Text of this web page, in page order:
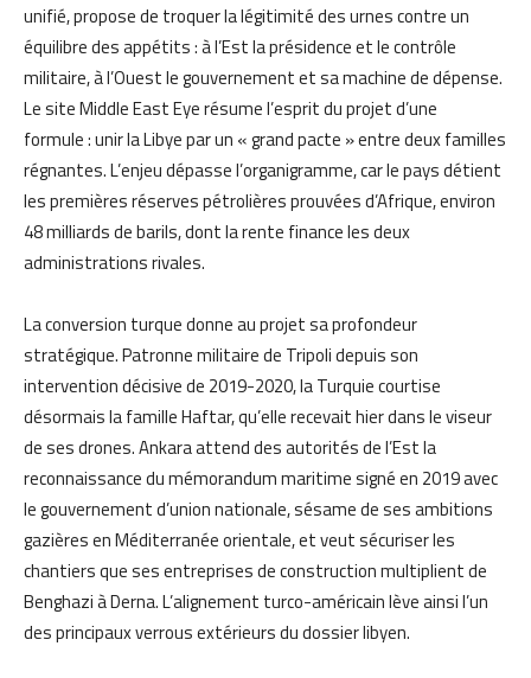
unifié, propose de troquer la légitimité des urnes contre un
équilibre des appétits : à l’Est la présidence et le contrôle
militaire, à l’Ouest le gouvernement et sa machine de dépense.
Le site Middle East Eye résume l’esprit du projet d’une
formule : unir la Libye par un « grand pacte » entre deux familles
régnantes. L’enjeu dépasse l’organigramme, car le pays détient
les premières réserves pétrolières prouvées d’Afrique, environ
48 milliards de barils, dont la rente finance les deux
administrations rivales.
La conversion turque donne au projet sa profondeur
stratégique. Patronne militaire de Tripoli depuis son
intervention décisive de 2019-2020, la Turquie courtise
désormais la famille Haftar, qu’elle recevait hier dans le viseur
de ses drones. Ankara attend des autorités de l’Est la
reconnaissance du mémorandum maritime signé en 2019 avec
le gouvernement d’union nationale, sésame de ses ambitions
gazières en Méditerranée orientale, et veut sécuriser les
chantiers que ses entreprises de construction multiplient de
Benghazi à Derna. L’alignement turco-américain lève ainsi l’un
des principaux verrous extérieurs du dossier libyen.